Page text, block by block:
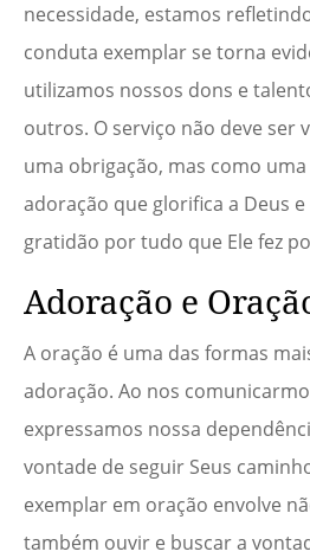
necessidade, estamos
conduta exemplar se torna
utilizamos nossos dons e
outros. O serviço não deve ser
uma obrigação, mas como
adoração que glorifica a Deus
gratidão por tudo que Ele fez
Adoração e
A oração é uma das formas
adoração. Ao nos
expressamos nossa
vontade de seguir Seus
exemplar em oração envolve
também ouvir e buscar a